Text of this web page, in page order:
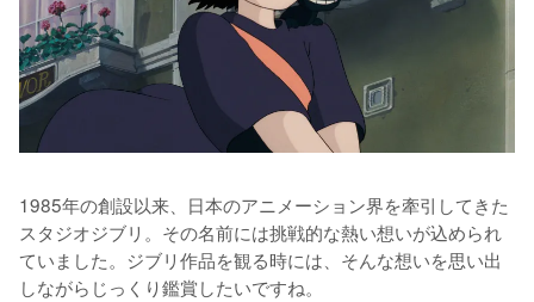
1985年の創設以来、日本のアニメーション界を牽引してきた
スタジオジブリ。その名前には挑戦的な熱い想いが込められ
ていました。ジブリ作品を観る時には、そんな想いを思い出
しながらじっくり鑑賞したいですね。